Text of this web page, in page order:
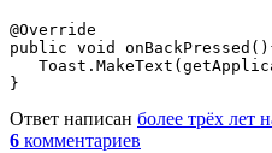
@Override
public void
}
Ответ написан более трёх лет
6 комментариев